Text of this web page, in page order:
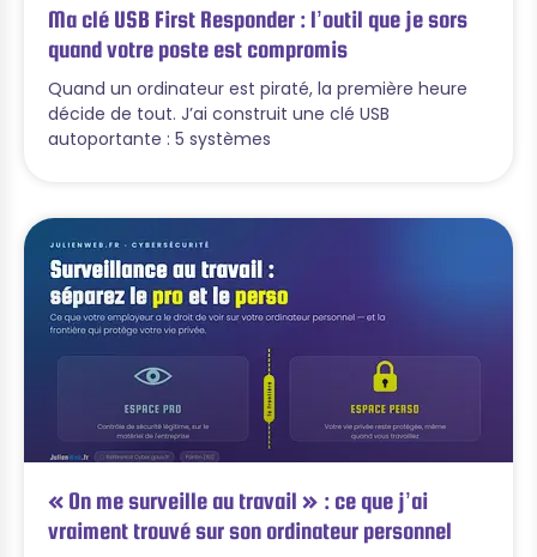
Ma clé USB First Responder : l’outil que je sors
quand votre poste est compromis
Quand un ordinateur est piraté, la première heure
décide de tout. J’ai construit une clé USB
autoportante : 5 systèmes
« On me surveille au travail » : ce que j’ai
vraiment trouvé sur son ordinateur personnel